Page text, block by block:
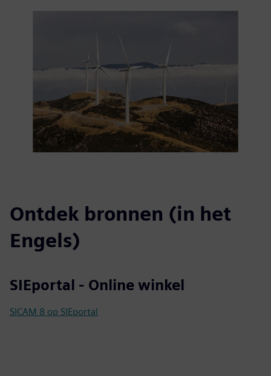
Ontdek bronnen (in het
Engels)
SIEportal - Online winkel
SICAM 8 op SIEportal